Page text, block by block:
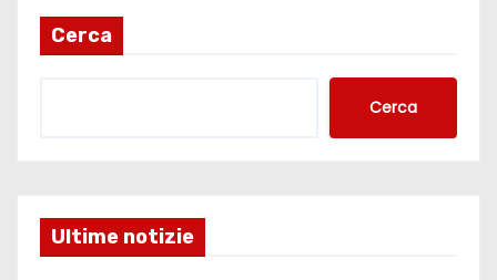
Cerca
Cerca
Ultime notizie